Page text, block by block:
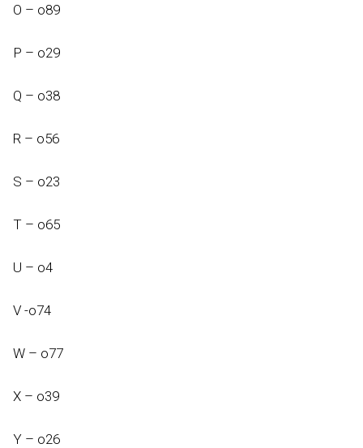
O – o89
P – o29
Q – o38
R – o56
S – o23
T – o65
U – o4
V -o74
W – o77
X – o39
Y – o26